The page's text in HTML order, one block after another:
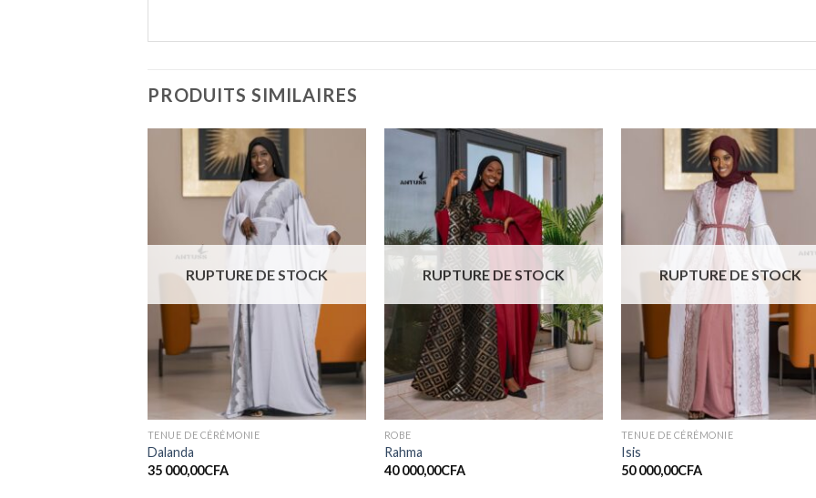
PRODUITS SIMILAIRES
souhaits
RUPTURE DE STOCK
TENUE DE CÉRÉMONIE
Dalanda
35 000,00CFA
à la liste
de
souhaits
RUPTURE DE STOCK
ROBE
Rahma
40 000,00CFA
RUPTURE DE STOCK
TENUE DE CÉRÉMONIE
Isis
50 000,00CFA